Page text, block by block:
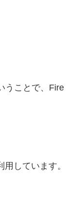
うことで、Fire
しています。